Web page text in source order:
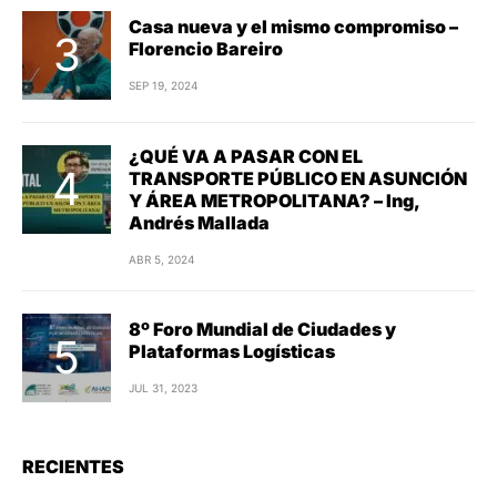
Casa nueva y el mismo compromiso –
Florencio Bareiro
SEP 19, 2024
¿QUÉ VA A PASAR CON EL
TRANSPORTE PÚBLICO EN ASUNCIÓN
Y ÁREA METROPOLITANA? – Ing,
Andrés Mallada
ABR 5, 2024
8º Foro Mundial de Ciudades y
Plataformas Logísticas
JUL 31, 2023
RECIENTES